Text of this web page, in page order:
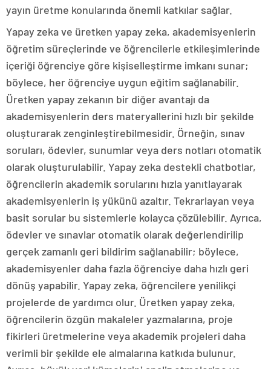
yayın üretme konularında önemli katkılar sağlar.
Yapay zeka ve üretken yapay zeka, akademisyenlerin
öğretim süreçlerinde ve öğrencilerle etkileşimlerinde
içeriği öğrenciye göre kişiselleştirme imkanı sunar;
böylece, her öğrenciye uygun eğitim sağlanabilir.
Üretken yapay zekanın bir diğer avantajı da
akademisyenlerin ders materyallerini hızlı bir şekilde
oluşturarak zenginleştirebilmesidir. Örneğin, sınav
soruları, ödevler, sunumlar veya ders notları otomatik
olarak oluşturulabilir. Yapay zeka destekli chatbotlar,
öğrencilerin akademik sorularını hızla yanıtlayarak
akademisyenlerin iş yükünü azaltır. Tekrarlayan veya
basit sorular bu sistemlerle kolayca çözülebilir. Ayrıca,
ödevler ve sınavlar otomatik olarak değerlendirilip
gerçek zamanlı geri bildirim sağlanabilir; böylece,
akademisyenler daha fazla öğrenciye daha hızlı geri
dönüş yapabilir. Yapay zeka, öğrencilere yenilikçi
projelerde de yardımcı olur. Üretken yapay zeka,
öğrencilerin özgün makaleler yazmalarına, proje
fikirleri üretmelerine veya akademik projeleri daha
verimli bir şekilde ele almalarına katkıda bulunur.